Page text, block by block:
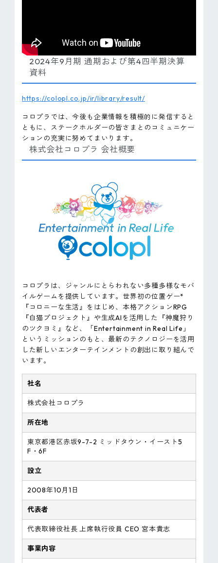
2024年9月期 通期および第4四半期決算
資料
https://colopl.co.jp/ir/library/result/
コロプラでは、今後も企業情報を積極的に発信すると
ともに、ステークホルダーの皆さまとのコミュニケー
ションの充実に努めてまいります。
株式会社コロプラ 会社概要
コロプラは、ジャンルにとらわれない多種多様なモバ
イルゲームを提供しています。世界初の位置ゲー*
『コロニーな生活』をはじめ、本格アクションRPG
『白猫プロジェクト』や生成AIを活用した『神魔狩り
のツクヨミ』など、「Entertainment in Real Life」
というミッションのもと、最新のテクノロジーを活用
した新しいエンターテインメントの創出に取り組んで
います。
社名
株式会社コロプラ
所在地
東京都港区赤坂9-7-2 ミッドタウン・イースト5
F・6F
設立
2008年10月1日
代表者
代表取締役社長 上席執行役員 CEO 宮本貴志
事業内容